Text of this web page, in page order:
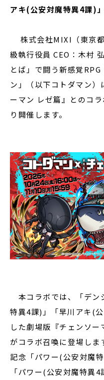
アキ(公安対魔特異4課)
株式会社MIXI（東京
級執行役員 CEO：⽊村
とば」で闘う新感覚
ン」（以下コトダマン）
ーマン レゼ篇』とのコ
り開催します。
本コラボでは、「デン
特異4課)」「早川アキ(
した劇場版『チェンソー
がコラボ召喚に登場しま
記念「パワー(公安対魔
「パワー(公安対魔特異4